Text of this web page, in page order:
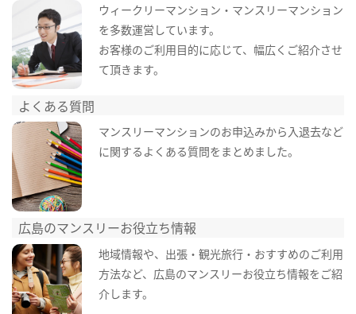
ウィークリーマンション・マンスリーマンション
を多数運営しています。
お客様のご利用目的に応じて、幅広くご紹介させ
て頂きます。
よくある質問
マンスリーマンションのお申込みから入退去など
に関するよくある質問をまとめました。
広島のマンスリーお役立ち情報
地域情報や、出張・観光旅行・おすすめのご利用
方法など、広島のマンスリーお役立ち情報をご紹
介します。